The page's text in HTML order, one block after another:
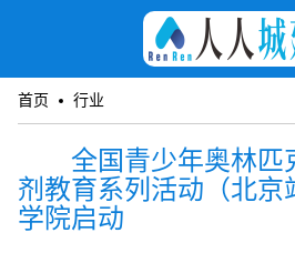
首页 行业
全国青少年奥林匹
剂教育系列活动（北京
学院启动